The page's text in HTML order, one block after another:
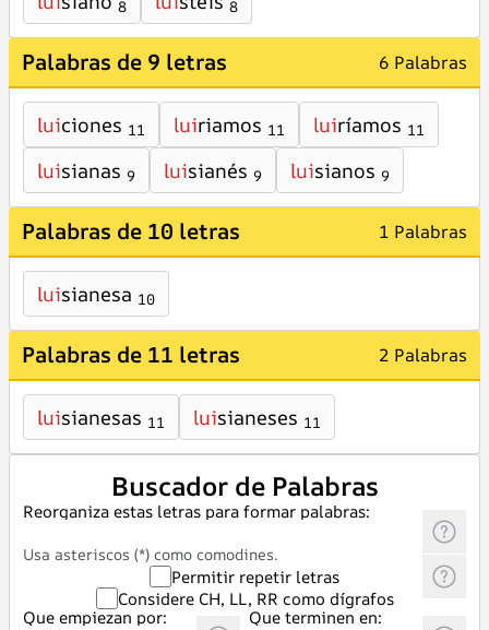
8 8
Palabras de 9 letras 6 Palabras
luiciones 11 luiriamos 11 luiríamos 11
luisianas 9 luisianés 9 luisianos 9
Palabras de 10 letras 1 Palabras
luisianesa 10
Palabras de 11 letras 2 Palabras
luisianesas 11 luisianeses 11
Buscador de Palabras
Reorganiza estas letras para formar palabras:
Usa asteriscos (*) como comodines.
Permitir repetir letras
Considere CH, LL, RR como dígrafos
Que empiezan por:
Que terminen en: